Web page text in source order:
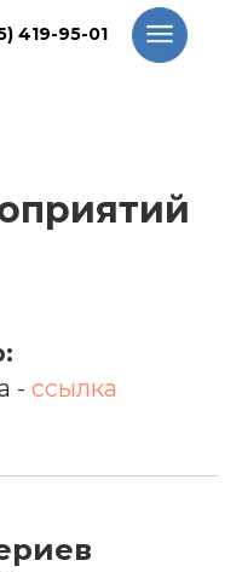
419-95-01
419-95-01
- ссылка